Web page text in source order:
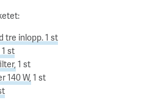
tre inlopp. 1 st
st
1 st
140 W, 1 st